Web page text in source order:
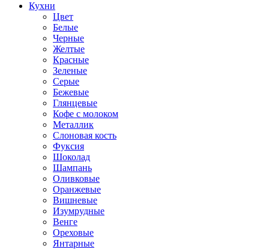
Кухни
Цвет
Белые
Черные
Желтые
Красные
Зеленые
Серые
Бежевые
Глянцевые
Кофе с молоком
Металлик
Слоновая кость
Фуксия
Шоколад
Шампань
Оливковые
Оранжевые
Вишневые
Изумрудные
Венге
Ореховые
Янтарные